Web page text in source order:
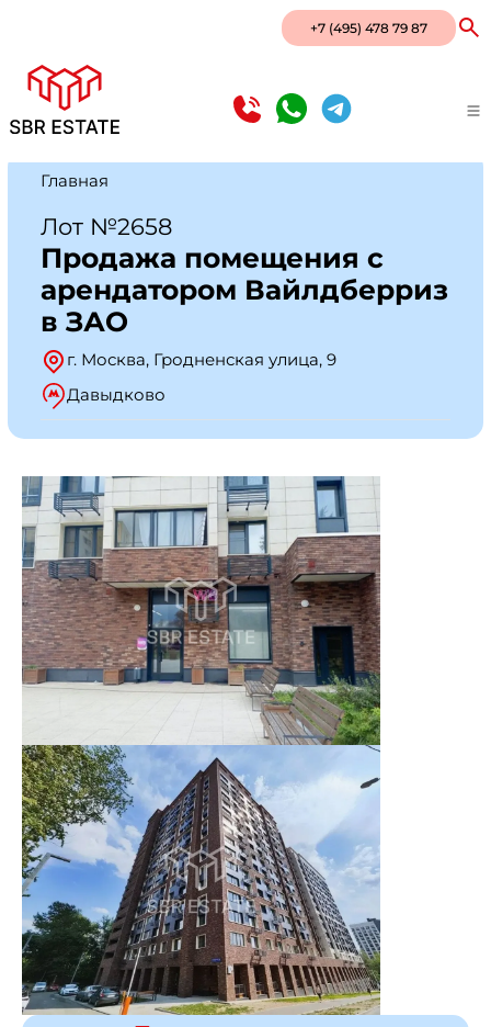
+7 (495) 478 79 87
Главная
Лот №2658
Продажа помещения с
арендатором Вайлдберриз
в ЗАО
г. Москва, Гродненская улица, 9
Давыдково